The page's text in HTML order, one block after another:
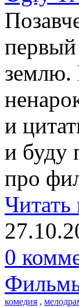
землю.
и
и буду
про
Читать
0
комедия ,